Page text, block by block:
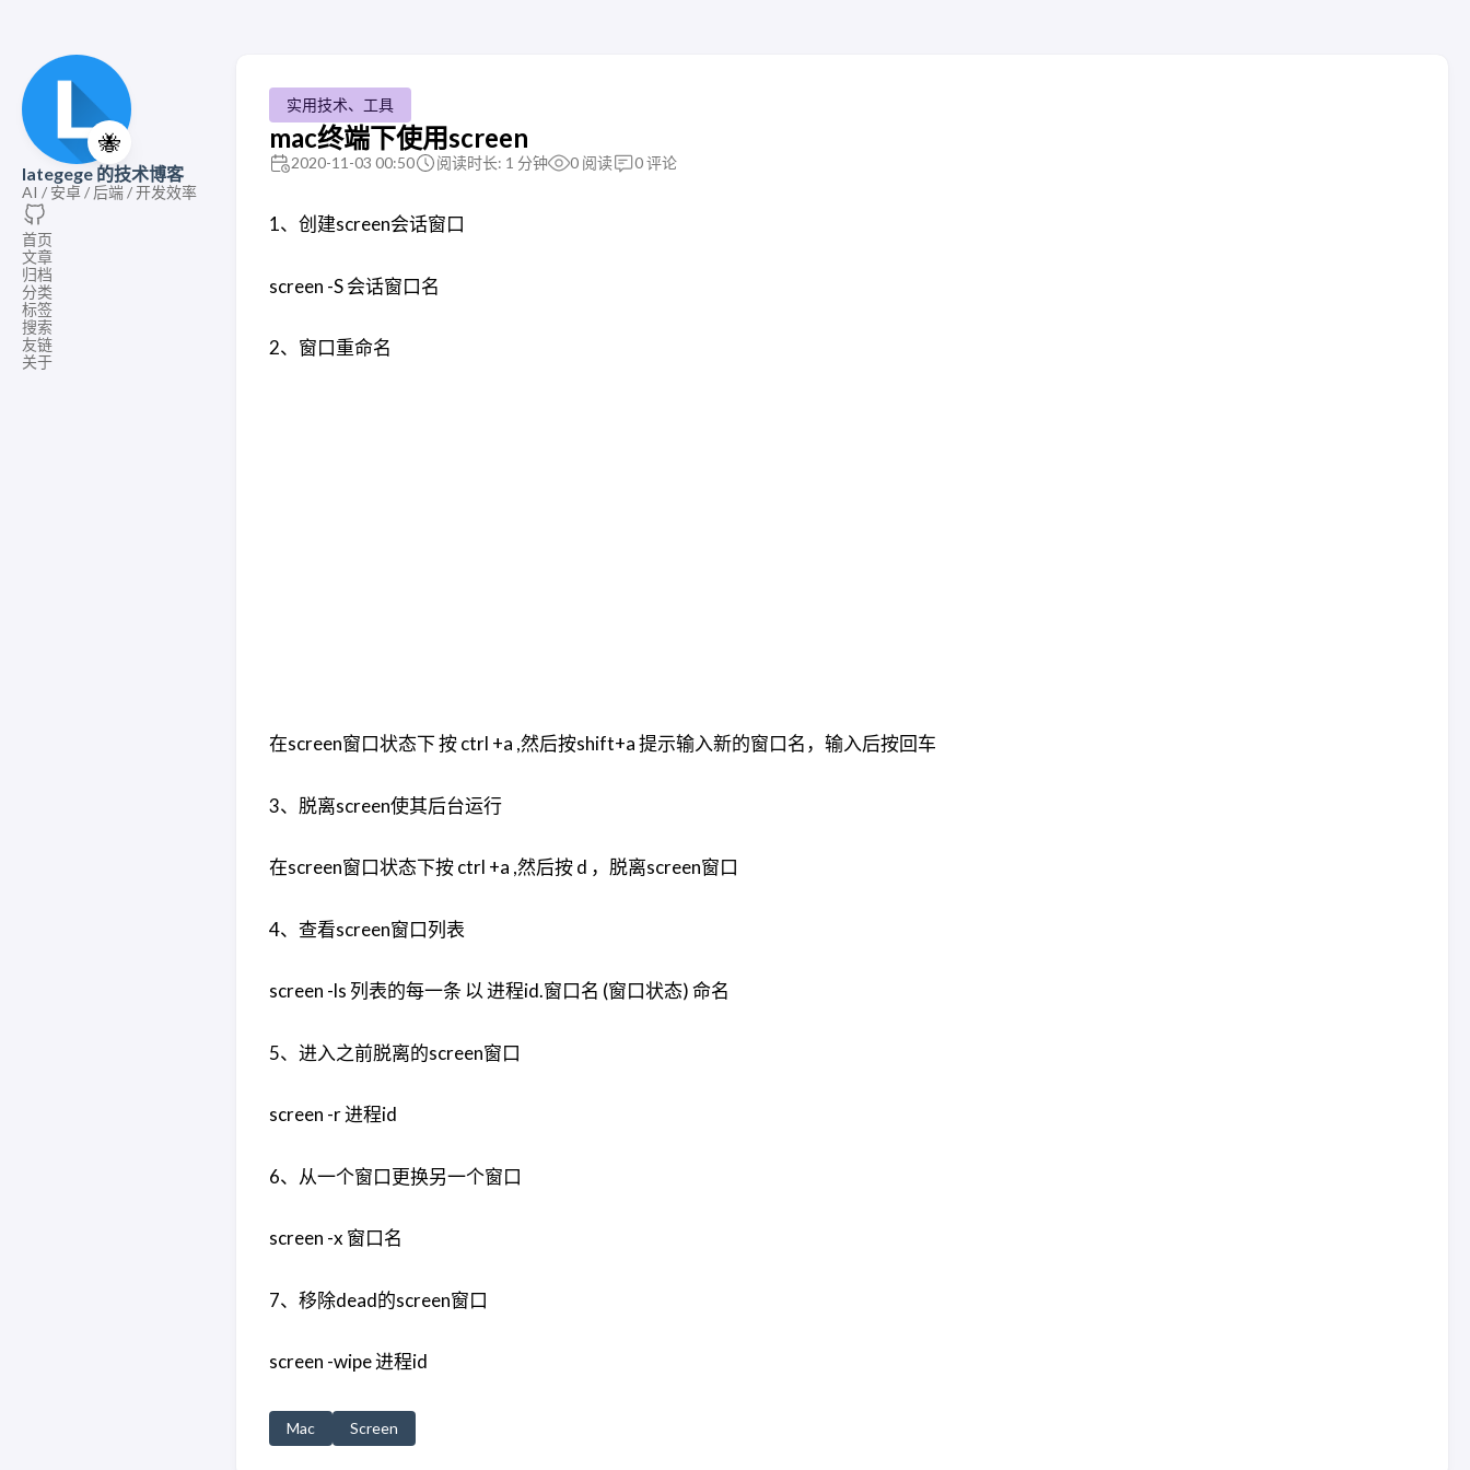
🐝
lategege 的技术博客
AI / 安卓 / 后端 / 开发效率
首页
文章
归档
分类
标签
搜索
友链
关于
实用技术、工具
mac终端下使用screen
2020-11-03 00:50 阅读时长: 1 分钟 0阅读 0评论
1、创建screen会话窗口
screen -S 会话窗口名
2、窗口重命名
在screen窗口状态下 按 ctrl +a ,然后按shift+a 提示输入新的窗口名，输入后按回车
3、脱离screen使其后台运行
在screen窗口状态下按 ctrl +a ,然后按 d ，脱离screen窗口
4、查看screen窗口列表
screen -ls 列表的每一条 以 进程id.窗口名 (窗口状态) 命名
5、进入之前脱离的screen窗口
screen -r 进程id
6、从一个窗口更换另一个窗口
screen -x 窗口名
7、移除dead的screen窗口
screen -wipe 进程id
Mac Screen